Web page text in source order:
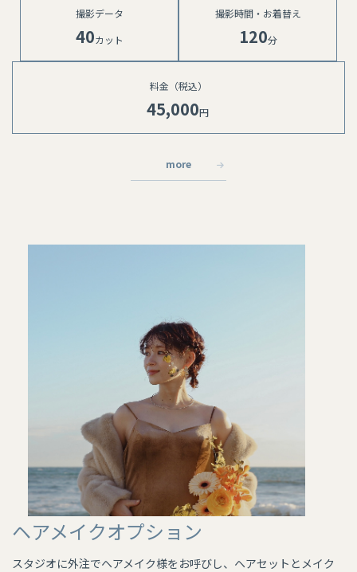
撮影データ
40カット
撮影時間・お着替え
120分
料金（税込）
45,000円 ⁡
more
ヘアメイクオプション
スタジオに外注でヘアメイク様をお呼びし、ヘアセットとメイク